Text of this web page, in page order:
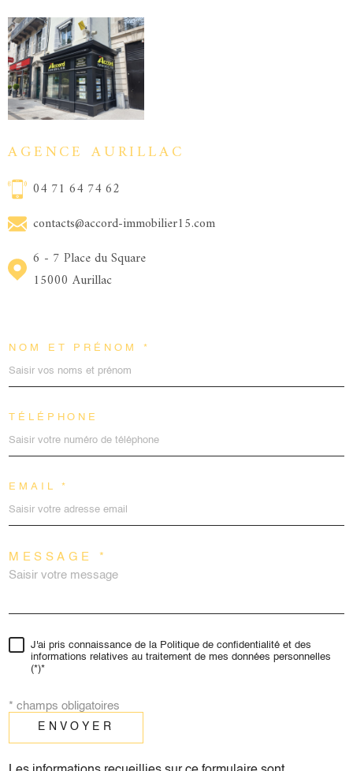
AGENCE AURILLAC
04 71 64 74 62
contacts@accord-immobilier15.com
6 - 7 Place du Square
15000 Aurillac
NOM ET PRÉNOM *
TÉLÉPHONE
EMAIL *
MESSAGE *
J'ai pris connaissance de la Politique de confidentialité et des
informations relatives au traitement de mes données personnelles
(*)*
* champs obligatoires
ENVOYER